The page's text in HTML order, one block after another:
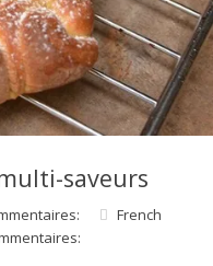
saveurs
French